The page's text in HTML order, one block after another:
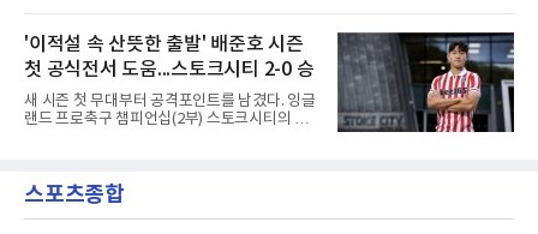
패와 통산 4번째 우승을 노린다.준결승 상대 말
레이시아는 8일 필리핀을 1-0
2027시즌 2.분데스리가(2부) 개막전에서 0-2로
뒤진 후반 추격골을 넣었다. 후반 15분 핀 라켄
마허와 교체 투입된 그는 후반 31분 페널티지역
오른쪽에서 카이 클레피시의 패스를 받아 오른
발 슈팅으로 마무리했다.다름슈타트는 후반 41
분 알렉산다르 부코티치의 동점골로 승점 1을
챙겼다. 홀슈타인 킬은 전반 8분 기예르모 발지,
활용한 제공권과 문전 슈팅이 강점인 정통 스트
라이커로, K리그1 포항 스틸러스에서
'이적설 속 산뜻한 출발' 배준호 시즌
첫 공식전서 도움...스토크시티 2-0 승
새 시즌 첫 무대부터 공격포인트를 남겼다. 잉글
랜드 프로축구 챔피언십(2부) 스토크시티의 배
의 2026-2027시즌 잉글랜드 풋볼리그컵(EFL
컵) 1라운드에서 팀의 2-0 승리에 쐐기를 박는
스포츠종합